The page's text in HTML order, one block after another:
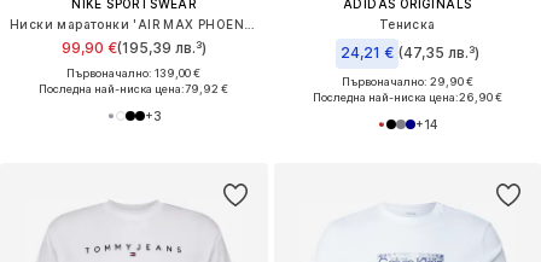
NIKE SPORTSWEAR
99,90 €(195,39 лв.³)
Първоначално: 139,00 €
Последна най-ниска цена:79,92 €
+3
ADIDAS ORIGINALS
Тениска
24,21 € (47,35 лв.³)
Първоначално: 29,90 €
Последна най-ниска цена:26,90 €
+14